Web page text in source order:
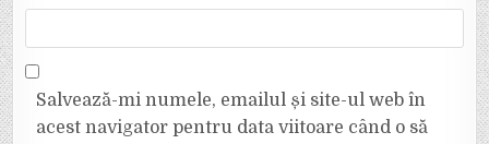
Salvează-mi numele, emailul și site-ul web în
acest navigator pentru data viitoare când o să